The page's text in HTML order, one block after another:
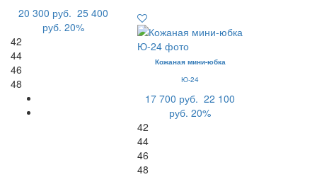
20 300 руб. 25 400
руб. 20%
42
44
46
48
Кожаная мини-юбка
Ю-24
17 700 руб. 22 100
руб. 20%
42
44
46
48